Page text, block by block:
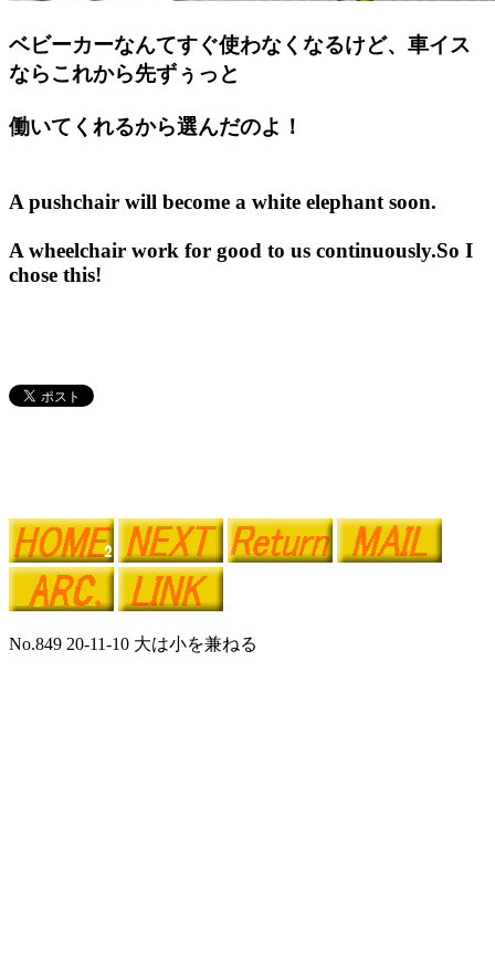
ベビーカーなんてすぐ使わなくなるけど、車イス
ならこれから先ずぅっと
働いてくれるから選んだのよ！
A pushchair will become a white elephant soon.
A wheelchair work for good to us continuously.So I
chose this!
No.849 20-11-10 大は小を兼ねる